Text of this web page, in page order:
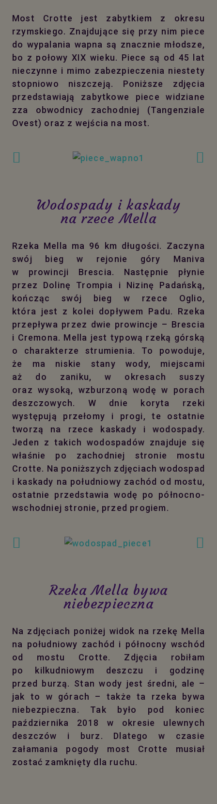
Most Crotte jest zabytkiem z okresu
rzymskiego. Znajdujące się przy nim piece
do wypalania wapna są znacznie młodsze,
bo z połowy XIX wieku. Piece są od 45 lat
nieczynne i mimo zabezpieczenia niestety
stopniowo niszczeją. Poniższe zdjęcia
przedstawiają zabytkowe piece widziane
zza obwodnicy zachodniej (Tangenziale
Ovest) oraz z wejścia na most.
Wodospady i kaskady
na rzece Mella
Rzeka Mella ma 96 km długości. Zaczyna
swój bieg w rejonie góry Maniva
w prowincji Brescia. Następnie płynie
przez Dolinę Trompia i Nizinę Padańską,
kończąc swój bieg w rzece Oglio,
która jest z kolei dopływem Padu. Rzeka
przepływa przez dwie prowincje – Brescia
i Cremona. Mella jest typową rzeką górską
o charakterze strumienia. To powoduje,
że ma niskie stany wody, miejscami
aż do zaniku, w okresach suszy
oraz wysoką, wzburzoną wodę w porach
deszczowych. W dnie koryta rzeki
występują przełomy i progi, te ostatnie
tworzą na rzece kaskady i wodospady.
Jeden z takich wodospadów znajduje się
właśnie po zachodniej stronie mostu
Crotte. Na poniższych zdjęciach wodospad
i kaskady na południowy zachód od mostu,
ostatnie przedstawia wodę po północno-
wschodniej stronie, przed progiem.
Rzeka Mella bywa
niebezpieczna
Na zdjęciach poniżej widok na rzekę Mella
na południowy zachód i północny wschód
od mostu Crotte. Zdjęcia robiłam
po kilkudniowym deszczu i godzinę
przed burzą. Stan wody jest średni, ale –
jak to w górach – także ta rzeka bywa
niebezpieczna. Tak było pod koniec
października 2018 w okresie ulewnych
deszczów i burz. Dlatego w czasie
załamania pogody most Crotte musiał
zostać zamknięty dla ruchu.